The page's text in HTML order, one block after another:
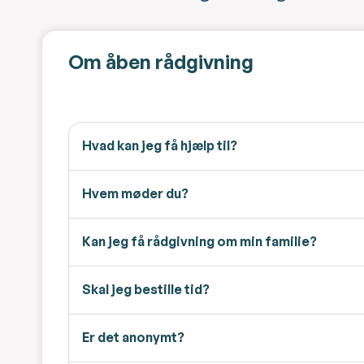
Om åben rådgivning
Hvad kan jeg få hjælp til?
Hvem møder du?
Kan jeg få rådgivning om min familie?
Skal jeg bestille tid?
Er det anonymt?